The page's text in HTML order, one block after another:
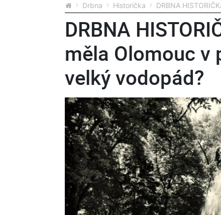
Drbna Historička DRBNA
DRBNA
měla Olomouc v
velký vodopád?